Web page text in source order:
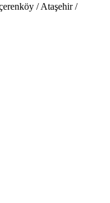
/ Ataşehir /